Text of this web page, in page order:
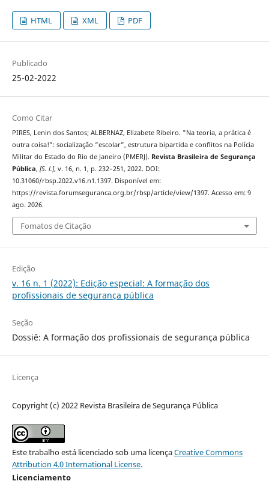
HTML XML PDF
Publicado
25-02-2022
Como Citar
PIRES, Lenin dos Santos; ALBERNAZ, Elizabete Ribeiro. "Na teoria, a prática é
outra coisa!”: socialização “escolar”, estrutura bipartida e conflitos na Polícia
Militar do Estado do Rio de Janeiro (PMERJ). Revista Brasileira de Segurança
Pública, [S. l.], v. 16, n. 1, p. 232–251, 2022. DOI:
10.31060/rbsp.2022.v16.n1.1397. Disponível em:
https://revista.forumseguranca.org.br/rbsp/article/view/1397. Acesso em: 9
ago. 2026.
Fomatos de Citação
Edição
v. 16 n. 1 (2022): Edição especial: A formação dos
profissionais de segurança pública
Seção
Dossiê: A formação dos profissionais de segurança pública
Licença
Copyright (c) 2022 Revista Brasileira de Segurança Pública
Este trabalho está licenciado sob uma licençaCreative Commons
Attribution 4.0 International License.
Licenciamento